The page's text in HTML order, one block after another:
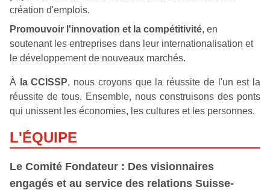
création d'emplois.
Promouvoir l'innovation et la compétitivité, en
soutenant les entreprises dans leur internationalisation et
le développement de nouveaux marchés.
À la CCISSP, nous croyons que la réussite de l'un est la
réussite de tous. Ensemble, nous construisons des ponts
qui unissent les économies, les cultures et les personnes.
L'ÉQUIPE
Le Comité Fondateur : Des visionnaires
engagés et au service des relations Suisse-